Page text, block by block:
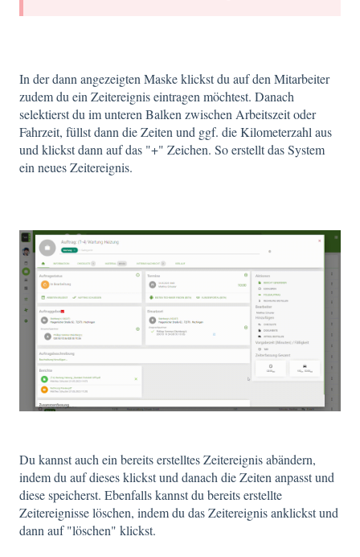
In der dann angezeigten Maske klickst du auf den Mitarbeiter
zudem du ein Zeitereignis eintragen möchtest. Danach
selektierst du im unteren Balken zwischen Arbeitszeit oder
Fahrzeit, füllst dann die Zeiten und ggf. die Kilometerzahl aus
und klickst dann auf das "+" Zeichen. So erstellt das System
ein neues Zeitereignis.
Du kannst auch ein bereits erstelltes Zeitereignis abändern,
indem du auf dieses klickst und danach die Zeiten anpasst und
diese speicherst. Ebenfalls kannst du bereits erstellte
Zeitereignisse löschen, indem du das Zeitereignis anklickst und
dann auf "löschen" klickst.